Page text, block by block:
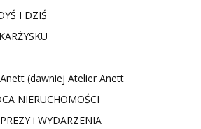
I DZIŚ
(dawniej Atelier Anett
NIERUCHOMOŚCI
i WYDARZENIA